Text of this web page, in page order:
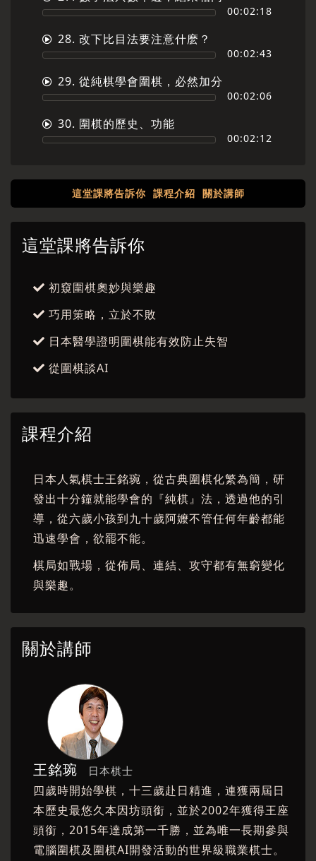
00:02:18
28. 改下比目法要注意什麽？
00:02:43
29. 從純棋學會圍棋，必然加分
00:02:06
30. 圍棋的歷史、功能
00:02:12
這堂課將告訴你 課程介紹 關於講師
這堂課將告訴你
初窺圍棋奧妙與樂趣
巧用策略，立於不敗
日本醫學證明圍棋能有效防止失智
從圍棋談AI
課程介紹
日本人氣棋士王銘琬，從古典圍棋化繁為簡，研
發出十分鐘就能學會的『純棋』法，透過他的引
導，從六歲小孩到九十歲阿嬤不管任何年齡都能
迅速學會，欲罷不能。
棋局如戰場，從佈局、連結、攻守都有無窮變化
與樂趣。
關於講師
王銘琬 日本棋士
四歲時開始學棋，十三歲赴日精進，連獲兩屆日
本歷史最悠久本因坊頭銜，並於2002年獲得王座
頭銜，2015年達成第一千勝，並為唯一長期參與
電腦圍棋及圍棋AI開發活動的世界級職業棋士。